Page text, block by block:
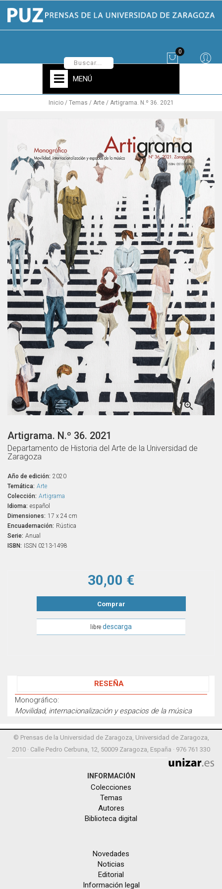
0
MENÚ
Inicio Temas Arte Artigrama. N.º 36. 2021

Artigrama. N.º 36. 2021
Departamento de Historia del Arte de la Universidad de
Zaragoza
Año de edición: 2020
Temática: Arte
Colección: Artigrama
Idioma: español
Dimensiones: 17 x 24 cm
Encuadernación: Rústica
Serie: Anual
ISBN: ISSN 0213-1498
30,00 €
Comprar
libre descarga
RESEÑA
Monográfico:
Movilidad, internacionalización y espacios de la música
© Prensas de la Universidad de Zaragoza, Universidad de Zaragoza,
2010 · Calle Pedro Cerbuna, 12, 50009 Zaragoza, España · 976 761 330
INFORMACIÓN
Colecciones
Temas
Autores
Biblioteca digital
Novedades
Noticias
Editorial
Información legal